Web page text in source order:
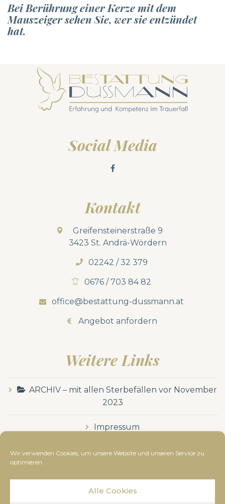
Wir verwenden Cookies, um unsere Website und unseren Service zu
optimieren.
Alle Cookies
Bei Berührung einer Kerze mit dem
Mauszeiger sehen Sie, wer sie entzündet
hat.
Social Media
Kontakt
Greifensteinerstraße 9
3423 St. Andrä-Wördern
02242 / 32 379
0676 / 703 84 82
office@bestattung-dussmann.at
Angebot anfordern
Weitere Links
ARCHIV – mit allen Sterbefällen vor November
2023
Impressum
Datenschutzerklärung